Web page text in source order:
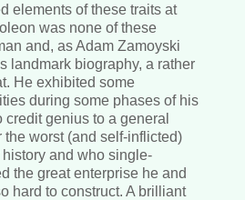
elements of these traits at
was none of these
and, as Adam Zamoyski
landmark biography, a rather
He exhibited some
during some phases of his
credit genius to a general
worst (and self-inflicted)
and who single-
the great enterprise he and
hard to construct. A brilliant